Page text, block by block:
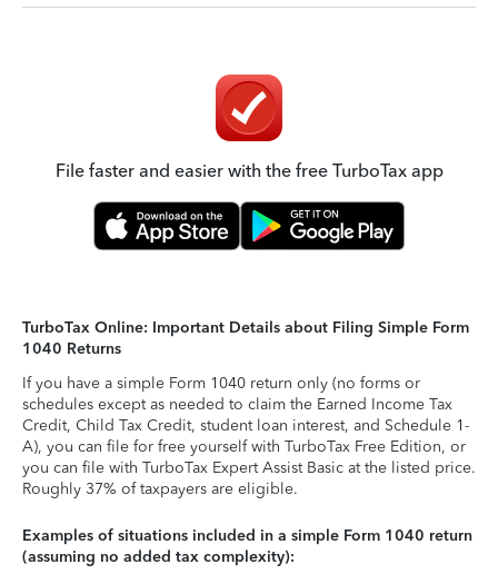
File faster and easier with the free TurboTax app
TurboTax Online: Important Details about Filing Simple Form
1040 Returns
If you have a simple Form 1040 return only (no forms or
schedules except as needed to claim the Earned Income Tax
Credit, Child Tax Credit, student loan interest, and Schedule 1-
A), you can file for free yourself with TurboTax Free Edition, or
you can file with TurboTax Expert Assist Basic at the listed price.
Roughly 37% of taxpayers are eligible.
Examples of situations included in a simple Form 1040 return
(assuming no added tax complexity):